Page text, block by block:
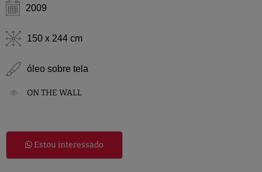
2009
150 x 244 cm
óleo sobre tela
ON THE WALL
Estou interessado